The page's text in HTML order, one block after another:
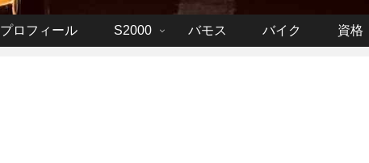
プロフィール S2000 バモス バイク 資格